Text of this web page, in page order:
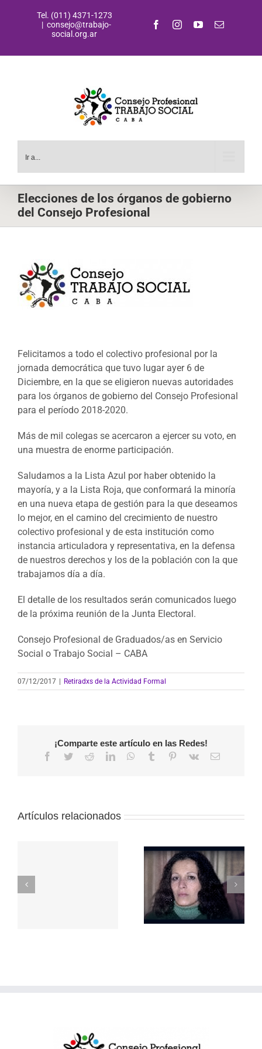
Tel. (011) 4371-1273
| consejo@trabajo-
social.org.ar
FacebookInstagramYouTubeCorreo
Ir a...
Elecciones de los órganos de gobierno
del Consejo Profesional
Felicitamos a todo el colectivo profesional por la
jornada democrática que tuvo lugar ayer 6 de
Diciembre, en la que se eligieron nuevas autoridades
para los órganos de gobierno del Consejo Profesional
para el período 2018-2020.
Más de mil colegas se acercaron a ejercer su voto, en
una muestra de enorme participación.
Saludamos a la Lista Azul por haber obtenido la
mayoría, y a la Lista Roja, que conformará la minoría
en una nueva etapa de gestión para la que deseamos
lo mejor, en el camino del crecimiento de nuestro
colectivo profesional y de esta institución como
instancia articuladora y representativa, en la defensa
de nuestros derechos y los de la población con la que
trabajamos día a día.
El detalle de los resultados serán comunicados luego
de la próxima reunión de la Junta Electoral.
Consejo Profesional de Graduados/as en Servicio
Social o Trabajo Social – CABA
07/12/2017 | Retiradxs de la Actividad Formal
¡Comparte este artículo en las Redes!
Facebook
TwitterRedditLinkedInWhatsApp
Tumblr Pinterest
Vk
Correo
Artículos relacionados
Repudio a la
represión